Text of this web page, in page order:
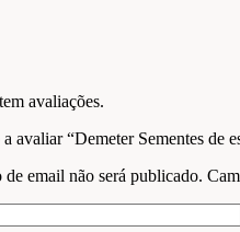
avaliações.
avaliar “Demeter Sementes de
de email não será publicado.